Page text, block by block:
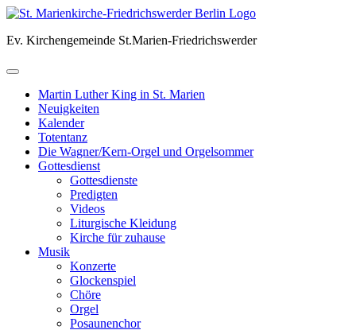
Skip
content
Ev. Kirchengemeinde St.Marien-Friedrichswerder
Martin Luther King in St. Marien
Neuigkeiten
Kalender
Totentanz
Die Wagner/Kern-Orgel und Orgelsommer
Gottesdienst
Gottesdienste
Predigten
Videos
Liturgische Kleidung
Kirche für zuhause
Musik
Konzerte
Glockenspiel
Chöre
Orgel
Posaunenchor